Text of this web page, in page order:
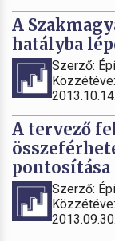
A
hatályba
Szerző:
A tervező
pontosítása
Szerző: